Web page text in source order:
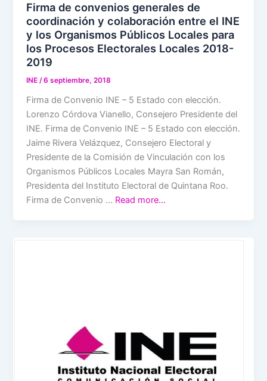
Firma de convenios generales de
coordinación y colaboración entre el INE
y los Organismos Públicos Locales para
los Procesos Electorales Locales 2018-
2019
INE/6 septiembre, 2018
Firma de Convenio INE – 5 Estado con elección.
Lorenzo Córdova Vianello, Consejero Presidente del
INE. Firma de Convenio INE – 5 Estado con elección.
Jaime Rivera Velázquez, Consejero Electoral y
Presidente de la Comisión de Vinculación con los
Organismos Públicos Locales Mayra San Román,
Presidenta del Instituto Electoral de Quintana Roo.
Firma de Convenio … Read more…